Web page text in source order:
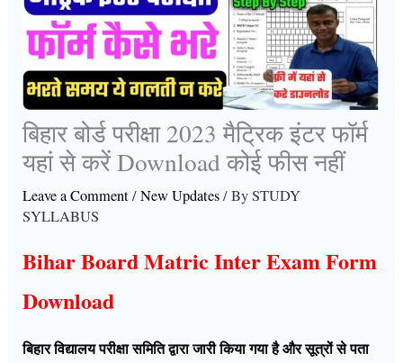
बिहार बोर्ड परीक्षा 2023 मैट्रिक इंटर फॉर्म
यहां से करें Download कोई फीस नहीं
Leave a Comment/New Updates/ BySTUDY
SYLLABUS
Bihar Board Matric Inter Exam Form
Download
बिहार विद्यालय परीक्षा समिति द्वारा जारी किया गया है और सूत्रों से पता